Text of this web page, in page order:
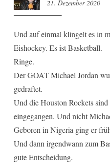
21. Dezember 2020
Und auf einmal klingelt es in
Eishockey. Es ist Basketball.
Ringe.
Der GOAT Michael Jordan
gedraftet.
Und die Houston Rockets
eingegangen. Und nicht
Geboren in Nigeria ging er
Und dann irgendwann zum
gute Entscheidung.